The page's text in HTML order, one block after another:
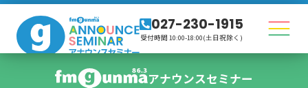
027-230-1915
受付時間 10:00-18:00(土日祝除く)
アナウンスセミナー